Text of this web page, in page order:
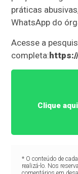
práticas
WhatsApp do
Acesse a
completa:
Clique
* O conteúdo de
realizá-lo. Nos